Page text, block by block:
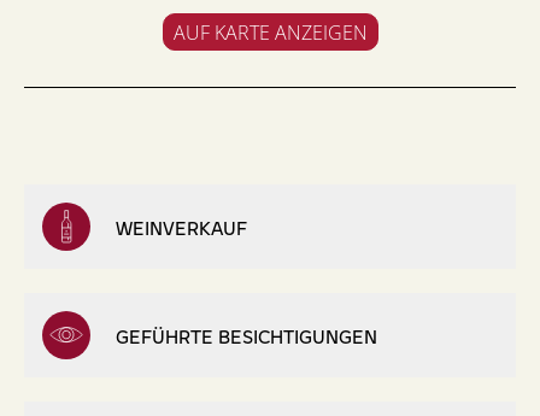
AUF KARTE ANZEIGEN
WEINVERKAUF
GEFÜHRTE BESICHTIGUNGEN